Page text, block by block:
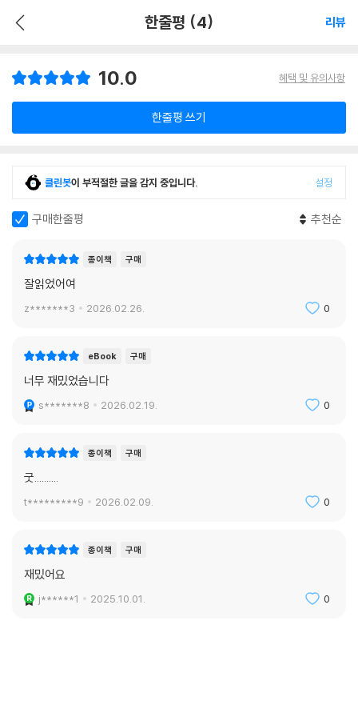
한줄평 (4) 리뷰
10.0 혜택 및 유의사항
한줄평 쓰기
클린봇이 부적절한 글을 감지 중입니다. 설정
구매한줄평 추천순
종이책 구매
잘읽었어여
z*******3 2026.02.26. 0
eBook 구매
너무 재밌었습니다
s*******8 2026.02.19. 0
종이책 구매
굿..........
t*********9 2026.02.09. 0
종이책 구매
재밌어요
j******1 2025.10.01. 0